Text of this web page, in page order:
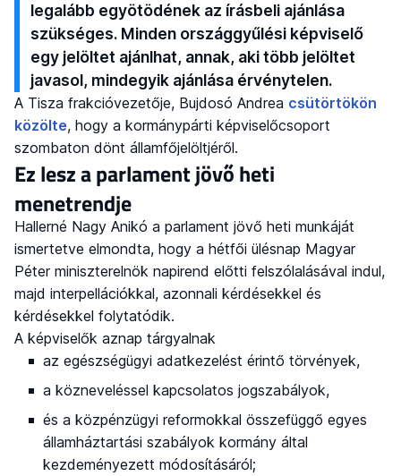
legalább egyötödének az írásbeli ajánlása
szükséges. Minden országgyűlési képviselő
egy jelöltet ajánlhat, annak, aki több jelöltet
javasol, mindegyik ajánlása érvénytelen.
A Tisza frakcióvezetője, Bujdosó Andrea csütörtökön
közölte, hogy a kormánypárti képviselőcsoport
szombaton dönt államfőjelöltjéről.
Ez lesz a parlament jövő heti
menetrendje
Hallerné Nagy Anikó a parlament jövő heti munkáját
ismertetve elmondta, hogy a hétfői ülésnap Magyar
Péter miniszterelnök napirend előtti felszólalásával indul,
majd interpellációkkal, azonnali kérdésekkel és
kérdésekkel folytatódik.
A képviselők aznap tárgyalnak
az egészségügyi adatkezelést érintő törvények,
a közneveléssel kapcsolatos jogszabályok,
és a közpénzügyi reformokkal összefüggő egyes
államháztartási szabályok kormány által
kezdeményezett módosításáról;